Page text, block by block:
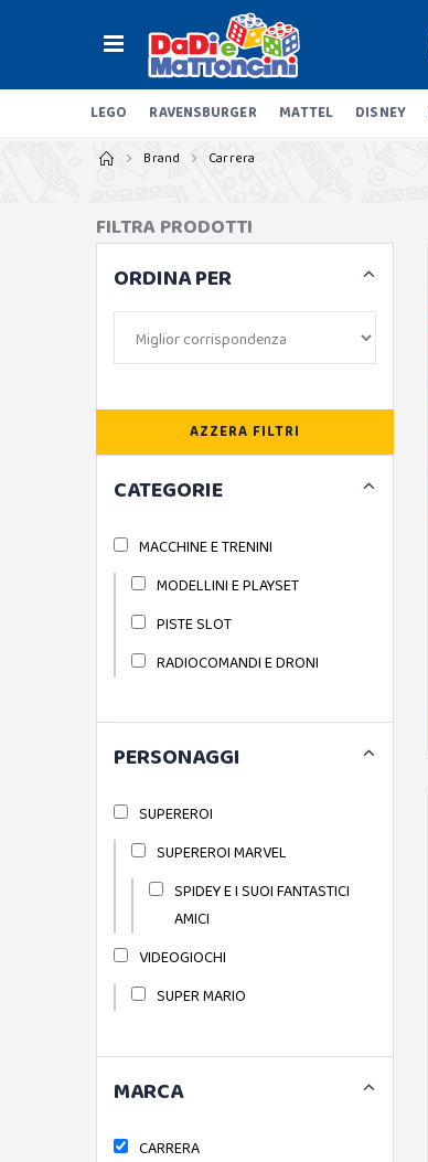
LEGO RAVENSBURGER MATTEL DISNEY
Brand Carrera
FILTRA PRODOTTI
ORDINA PER
AZZERA FILTRI
CATEGORIE
MACCHINE E TRENINI
MODELLINI E PLAYSET
PISTE SLOT
RADIOCOMANDI E DRONI
PERSONAGGI
SUPEREROI
SUPEREROI MARVEL
SPIDEY E I SUOI FANTASTICI
AMICI
VIDEOGIOCHI
SUPER MARIO
MARCA
CARRERA